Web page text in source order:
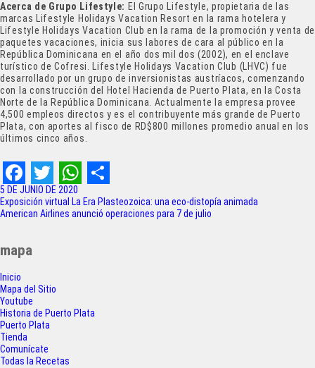
Acerca de Grupo Lifestyle: El Grupo Lifestyle, propietaria de las
marcas Lifestyle Holidays Vacation Resort en la rama hotelera y
Lifestyle Holidays Vacation Club en la rama de la promoción y venta de
paquetes vacaciones, inicia sus labores de cara al público en la
República Dominicana en el año dos mil dos (2002), en el enclave
turístico de Cofresi. Lifestyle Holidays Vacation Club (LHVC) fue
desarrollado por un grupo de inversionistas austríacos, comenzando
con la construcción del Hotel Hacienda de Puerto Plata, en la Costa
Norte de la República Dominicana. Actualmente la empresa provee
4,500 empleos directos y es el contribuyente más grande de Puerto
Plata, con aportes al fisco de RD$800 millones promedio anual en los
últimos cinco años.
F
a
c
e
b
o
o
k
T
w
t
t
e
r
W
h
A
p
S
h
5 DE JUNIO DE 2020
Navegación
de
Exposición virtual La Era Plasteozoica: una eco-distopía animada
American Airlines anunció operaciones para 7 de julio
mapa
Inicio
Mapa del Sitio
Youtube
Historia de Puerto Plata
Puerto Plata
Tienda
Comunícate
Todas la Recetas